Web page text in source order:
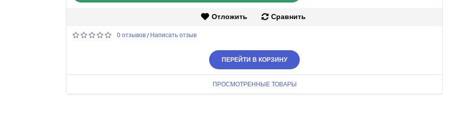
Отложить Сравнить
0 отзывов / Написать отзыв
ПЕРЕЙТИ В КОРЗИНУ
ПРОСМОТРЕННЫЕ ТОВАРЫ